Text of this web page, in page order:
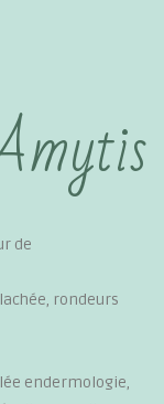
de
rondeurs
endermologie,